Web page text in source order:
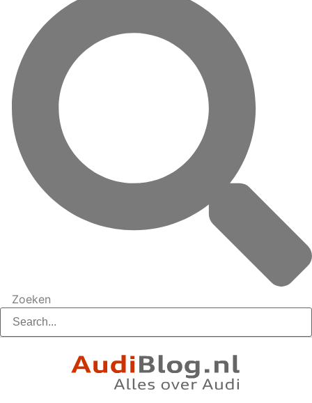
Zoeken